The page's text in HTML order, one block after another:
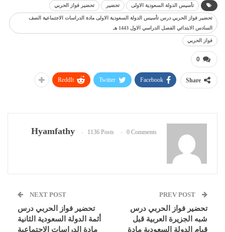
تأسيس الدولة السعودية الاولى تحضير تحضير فواز الحربي
تحضير فواز الحربي درس تأسيس الدولة السعودية الاولى مادة الدراسات الاجتماعية الصف
السادس الابتدائي الفصل الدراسي الاول 1443 هـ
فواز الحربي
0
Share
Facebook
Twitter
ReddIt
Hyamfathy 1136 Posts 0 Comments
تحضير فواز الحربي درس
شبه الجزيرة العربية قبل
قيام الدولة السعودية مادة
NEXT POST
تحضير فواز الحربي درس
أئمة الدولة السعودية الثانية
مادة الدراسات الاجتماعية